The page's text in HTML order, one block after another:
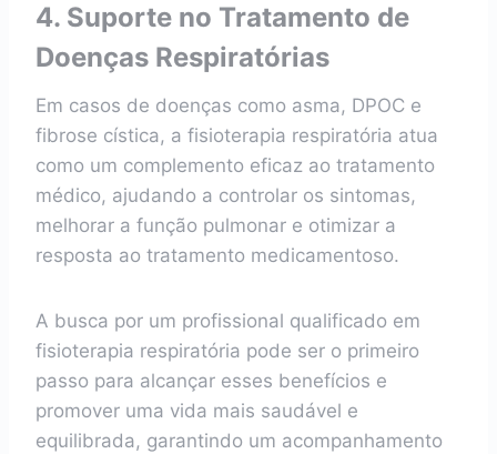
4. Suporte no Tratamento de
Doenças Respiratórias
Em casos de doenças como asma, DPOC e
fibrose cística, a fisioterapia respiratória atua
como um complemento eficaz ao tratamento
médico, ajudando a controlar os sintomas,
melhorar a função pulmonar e otimizar a
resposta ao tratamento medicamentoso.
A busca por um profissional qualificado em
fisioterapia respiratória pode ser o primeiro
passo para alcançar esses benefícios e
promover uma vida mais saudável e
equilibrada, garantindo um acompanhamento